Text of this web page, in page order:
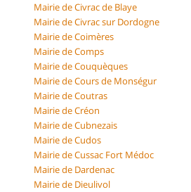
Mairie de Civrac de Blaye
Mairie de Civrac sur Dordogne
Mairie de Coimères
Mairie de Comps
Mairie de Couquèques
Mairie de Cours de Monségur
Mairie de Coutras
Mairie de Créon
Mairie de Cubnezais
Mairie de Cudos
Mairie de Cussac Fort Médoc
Mairie de Dardenac
Mairie de Dieulivol